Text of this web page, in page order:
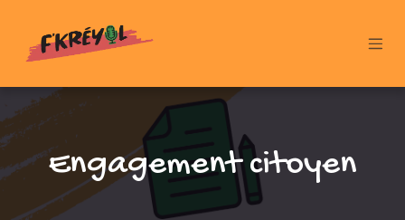
Engagement citoyen